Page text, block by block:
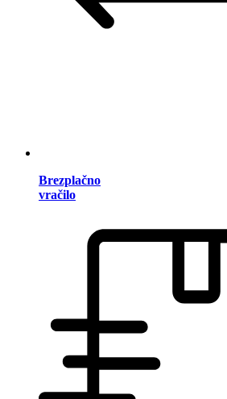
Brezplačno
vračilo